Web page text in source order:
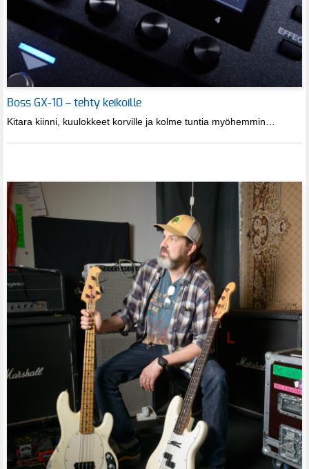
Boss GX-10 – tehty keikoille
Kitara kiinni, kuulokkeet korville ja kolme tuntia myöhemmin…